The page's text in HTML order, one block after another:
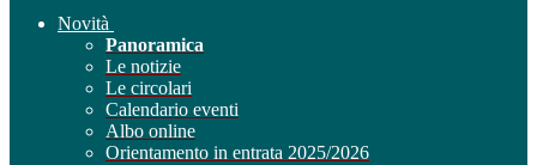
Novità
Panoramica
Le notizie
Le circolari
Calendario eventi
Albo online
Orientamento in entrata 2025/2026